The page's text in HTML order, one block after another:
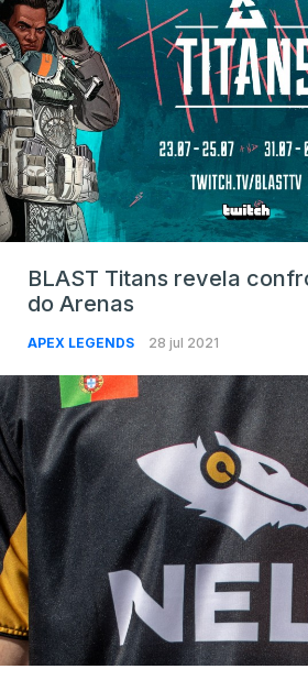
BLAST Titans revela
do Arenas
APEX LEGENDS 28 jul 2021